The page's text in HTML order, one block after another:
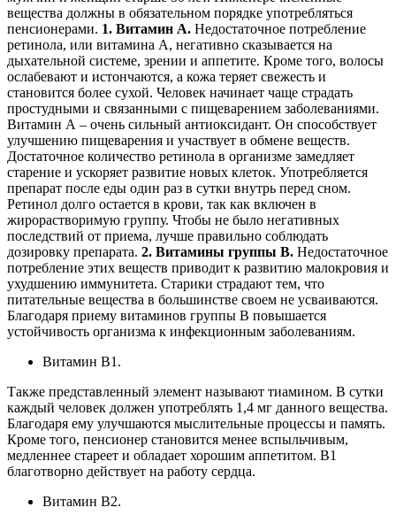
вещества должны в обязательном порядке употребляться
пенсионерами. 1. Витамин А. Недостаточное потребление
ретинола, или витамина А, негативно сказывается на
дыхательной системе, зрении и аппетите. Кроме того, волосы
ослабевают и истончаются, а кожа теряет свежесть и
становится более сухой. Человек начинает чаще страдать
простудными и связанными с пищеварением заболеваниями.
Витамин А – очень сильный антиоксидант. Он способствует
улучшению пищеварения и участвует в обмене веществ.
Достаточное количество ретинола в организме замедляет
старение и ускоряет развитие новых клеток. Употребляется
препарат после еды один раз в сутки внутрь перед сном.
Ретинол долго остается в крови, так как включен в
жирорастворимую группу. Чтобы не было негативных
последствий от приема, лучше правильно соблюдать
дозировку препарата. 2. Витамины группы В. Недостаточное
потребление этих веществ приводит к развитию малокровия и
ухудшению иммунитета. Старики страдают тем, что
питательные вещества в большинстве своем не усваиваются.
Благодаря приему витаминов группы В повышается
устойчивость организма к инфекционным заболеваниям.
Витамин В1.
Также представленный элемент называют тиамином. В сутки
каждый человек должен употреблять 1,4 мг данного вещества.
Благодаря ему улучшаются мыслительные процессы и память.
Кроме того, пенсионер становится менее вспыльчивым,
медленнее стареет и обладает хорошим аппетитом. В1
благотворно действует на работу сердца.
Витамин В2.